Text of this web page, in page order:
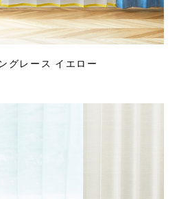
グレース イエロー